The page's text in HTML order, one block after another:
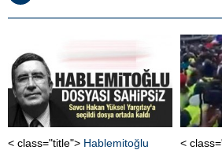
< class="title"> Hablemitoğlu
<